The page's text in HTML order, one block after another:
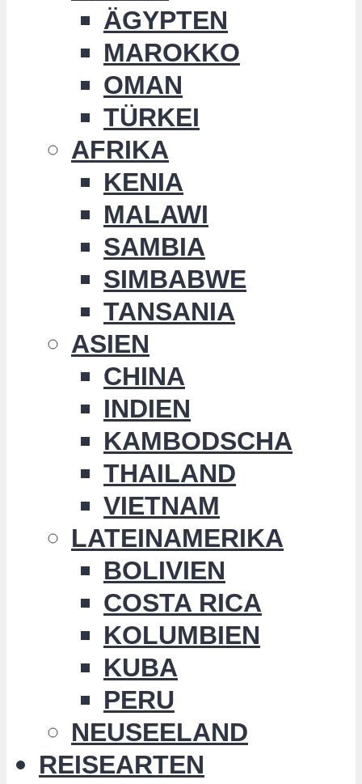
ÄGYPTEN
MAROKKO
OMAN
TÜRKEI
AFRIKA
KENIA
MALAWI
SAMBIA
SIMBABWE
TANSANIA
ASIEN
CHINA
INDIEN
KAMBODSCHA
THAILAND
VIETNAM
LATEINAMERIKA
BOLIVIEN
COSTA RICA
KOLUMBIEN
KUBA
PERU
NEUSEELAND
REISEARTEN